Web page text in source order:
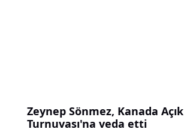
Zeynep Sönmez, Kanada Açık
Turnuvası'na veda etti